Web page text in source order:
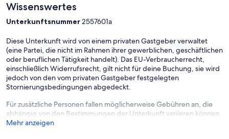
Wissenswertes
Unterkunftsnummer2557601a
Diese Unterkunft wird von einem privaten Gastgeber verwaltet
(eine Partei, die nicht im Rahmen ihrer gewerblichen, geschäftlichen
oder beruflichen Tätigkeit handelt). Das EU-Verbraucherrecht,
einschließlich Widerrufsrecht, gilt nicht für deine Buchung, sie wird
jedoch von den vom privaten Gastgeber festgelegten
Stornierungsbedingungen abgedeckt.
Für zusätzliche Personen fallen möglicherweise Gebühren an, die
abhängig von den Bestimmungen der Unterkunft variieren können.
Mehr anzeigen